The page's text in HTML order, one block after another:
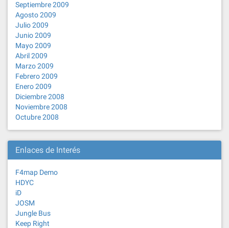
Septiembre 2009
Agosto 2009
Julio 2009
Junio 2009
Mayo 2009
Abril 2009
Marzo 2009
Febrero 2009
Enero 2009
Diciembre 2008
Noviembre 2008
Octubre 2008
Enlaces de Interés
F4map Demo
HDYC
iD
JOSM
Jungle Bus
Keep Right